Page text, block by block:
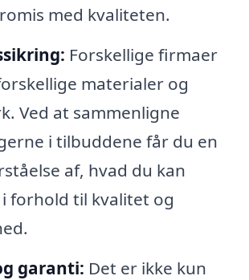
med kvaliteten.
Forskellige firmaer
materialer og
Ved at sammenligne
i tilbuddene får du en
af, hvad du kan
forhold til kvalitet og
garanti: Det er ikke kun